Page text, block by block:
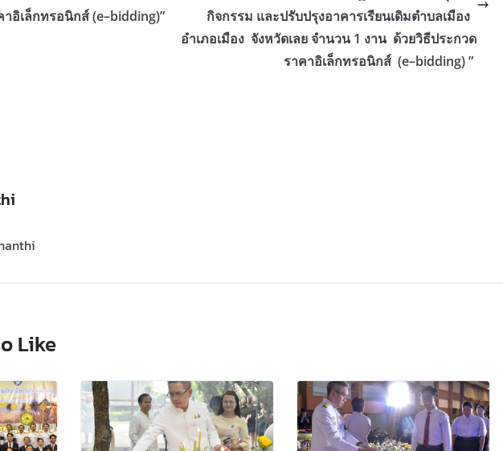
อิเล็กทรอนิกส์ (e–bidding)”
กิจกรรม และปรับปรุงอาคารเรียนเดิมตำบลเมือง
อำเภอเมือง จังหวัดเลย จำนวน 1 งาน ด้วยวิธีประกวด
ราคาอิเล็กทรอนิกส์ (e–bidding) ”
Like